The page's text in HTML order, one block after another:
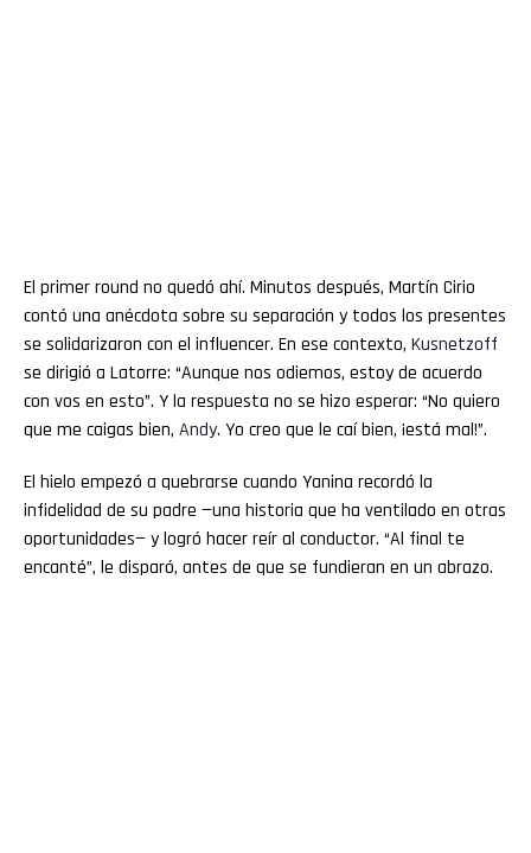
El primer round no quedó ahí. Minutos después, Martín Cirio
contó una anécdota sobre su separación y todos los presentes
se solidarizaron con el influencer. En ese contexto, Kusnetzoff
se dirigió a Latorre: “Aunque nos odiemos, estoy de acuerdo
con vos en esto”. Y la respuesta no se hizo esperar: “No quiero
que me caigas bien, Andy. Yo creo que le caí bien, ¡está mal!”.
El hielo empezó a quebrarse cuando Yanina recordó la
infidelidad de su padre —una historia que ha ventilado en otras
oportunidades— y logró hacer reír al conductor. “Al final te
encanté”, le disparó, antes de que se fundieran en un abrazo.